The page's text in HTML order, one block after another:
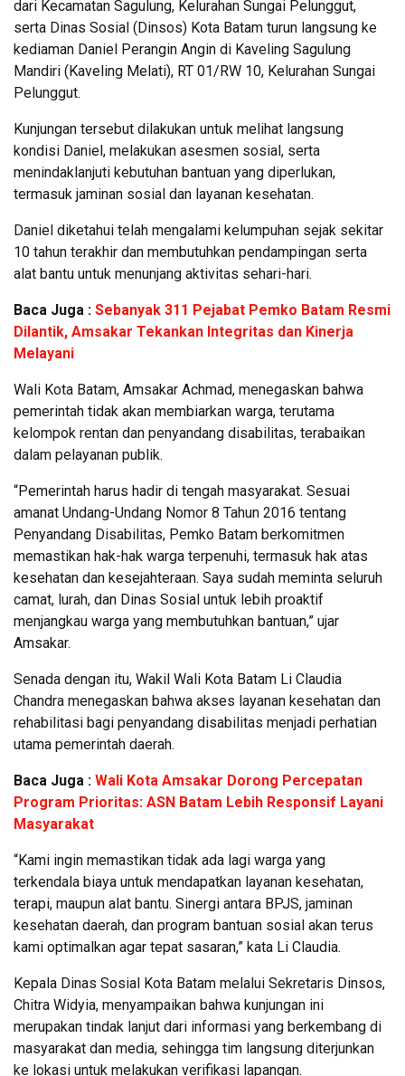
dari Kecamatan Sagulung, Kelurahan Sungai Pelunggut,
serta Dinas Sosial (Dinsos) Kota Batam turun langsung ke
kediaman Daniel Perangin Angin di Kaveling Sagulung
Mandiri (Kaveling Melati), RT 01/RW 10, Kelurahan Sungai
Pelunggut.
Kunjungan tersebut dilakukan untuk melihat langsung
kondisi Daniel, melakukan asesmen sosial, serta
menindaklanjuti kebutuhan bantuan yang diperlukan,
termasuk jaminan sosial dan layanan kesehatan.
Daniel diketahui telah mengalami kelumpuhan sejak sekitar
10 tahun terakhir dan membutuhkan pendampingan serta
alat bantu untuk menunjang aktivitas sehari-hari.
Baca Juga : Sebanyak 311 Pejabat Pemko Batam Resmi
Dilantik, Amsakar Tekankan Integritas dan Kinerja
Melayani
Wali Kota Batam, Amsakar Achmad, menegaskan bahwa
pemerintah tidak akan membiarkan warga, terutama
kelompok rentan dan penyandang disabilitas, terabaikan
dalam pelayanan publik.
“Pemerintah harus hadir di tengah masyarakat. Sesuai
amanat Undang-Undang Nomor 8 Tahun 2016 tentang
Penyandang Disabilitas, Pemko Batam berkomitmen
memastikan hak-hak warga terpenuhi, termasuk hak atas
kesehatan dan kesejahteraan. Saya sudah meminta seluruh
camat, lurah, dan Dinas Sosial untuk lebih proaktif
menjangkau warga yang membutuhkan bantuan,” ujar
Amsakar.
Senada dengan itu, Wakil Wali Kota Batam Li Claudia
Chandra menegaskan bahwa akses layanan kesehatan dan
rehabilitasi bagi penyandang disabilitas menjadi perhatian
utama pemerintah daerah.
Baca Juga : Wali Kota Amsakar Dorong Percepatan
Program Prioritas: ASN Batam Lebih Responsif Layani
Masyarakat
“Kami ingin memastikan tidak ada lagi warga yang
terkendala biaya untuk mendapatkan layanan kesehatan,
terapi, maupun alat bantu. Sinergi antara BPJS, jaminan
kesehatan daerah, dan program bantuan sosial akan terus
kami optimalkan agar tepat sasaran,” kata Li Claudia.
Kepala Dinas Sosial Kota Batam melalui Sekretaris Dinsos,
Chitra Widyia, menyampaikan bahwa kunjungan ini
merupakan tindak lanjut dari informasi yang berkembang di
masyarakat dan media, sehingga tim langsung diterjunkan
ke lokasi untuk melakukan verifikasi lapangan.